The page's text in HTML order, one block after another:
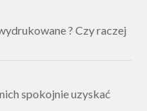
? Czy raczej
spokojnie uzyskać